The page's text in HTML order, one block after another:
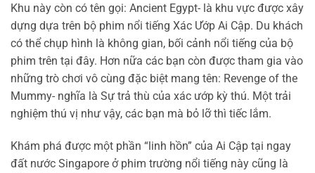
Khu này còn có tên gọi: Ancient Egypt- là khu vực được xây
dựng dựa trên bộ phim nổi tiếng Xác Ướp Ai Cập. Du khách
có thể chụp hình là không gian, bối cảnh nổi tiếng của bộ
phim trên tại đây. Hơn nữa các bạn còn được tham gia vào
những trò chơi vô cùng đặc biệt mang tên: Revenge of the
Mummy- nghĩa là Sự trả thù của xác ướp kỳ thú. Một trải
nghiệm thú vị như vậy, các bạn mà bỏ lỡ thì tiếc lắm.
Khám phá được một phần “linh hồn” của Ai Cập tại ngay
đất nước Singapore ở phim trường nổi tiếng này cũng là